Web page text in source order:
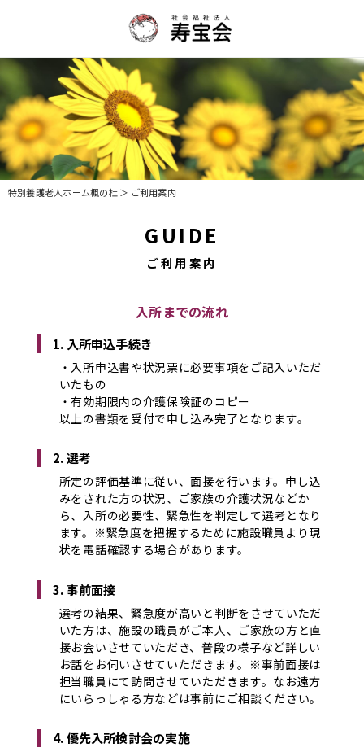
特別養護老人ホーム楓の杜＞ ご利用案内
GUIDE
ご利用案内
入所までの流れ
1. 入所申込手続き
・入所申込書や状況票に必要事項をご記入いただ
いたもの
・有効期限内の介護保険証のコピー
以上の書類を受付で申し込み完了となります。
2. 選考
所定の評価基準に従い、面接を行います。申し込
みをされた方の状況、ご家族の介護状況などか
ら、入所の必要性、緊急性を判定して選考となり
ます。※緊急度を把握するために施設職員より現
状を電話確認する場合があります。
3. 事前面接
選考の結果、緊急度が高いと判断をさせていただ
いた方は、施設の職員がご本人、ご家族の方と直
接お会いさせていただき、普段の様子など詳しい
お話をお伺いさせていただきます。※事前面接は
担当職員にて訪問させていただきます。なお遠方
にいらっしゃる方などは事前にご相談ください。
4. 優先入所検討会の実施